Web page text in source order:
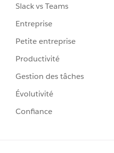
Slack vs Teams
Entreprise
Petite entreprise
Productivité
Gestion des tâches
Évolutivité
Confiance